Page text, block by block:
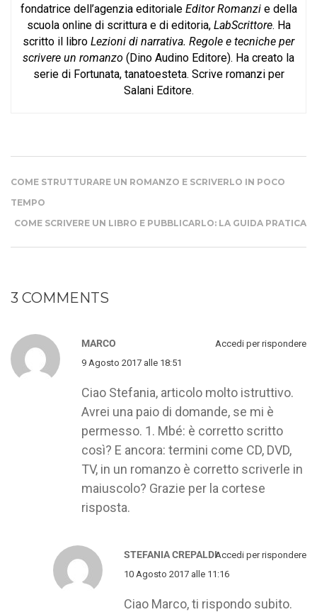
fondatrice dell’agenzia editoriale Editor Romanzie della
scuola online di scrittura e di editoria, LabScrittore. Ha
scritto il libro Lezioni di narrativa. Regole e tecniche per
scrivere un romanzo (Dino Audino Editore). Ha creato la
serie di Fortunata, tanatoesteta. Scrive romanzi per
Salani Editore.
COME STRUTTURARE UN ROMANZO E SCRIVERLO IN POCO
TEMPO
COME SCRIVERE UN LIBRO E PUBBLICARLO: LA GUIDA PRATICA
3 COMMENTS
MARCO
9 Agosto 2017 alle 18:51
Ciao Stefania, articolo molto istruttivo.
Avrei una paio di domande, se mi è
permesso. 1. Mbé: è corretto scritto
così? E ancora: termini come CD, DVD,
TV, in un romanzo è corretto scriverle in
maiuscolo? Grazie per la cortese
risposta.
Accedi per rispondere
STEFANIA CREPALDI
10 Agosto 2017 alle 11:16
Ciao Marco, ti rispondo subito.
Accedi per rispondere